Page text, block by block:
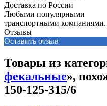
Доставка по России
Любыми популярными
транспортными компаниями.
Отзывы
Оставить отзыв
Товары из
фекальные»,
150-125-315/6